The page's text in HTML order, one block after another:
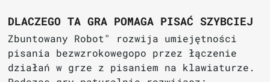
DLACZEGO TA GRA POMAGA PISAĆ SZYBCIEJ
Zbuntowany Robot" rozwija umiejętności
pisania bezwzrokowegopo przez łączenie
działań w grze z pisaniem na klawiaturze.